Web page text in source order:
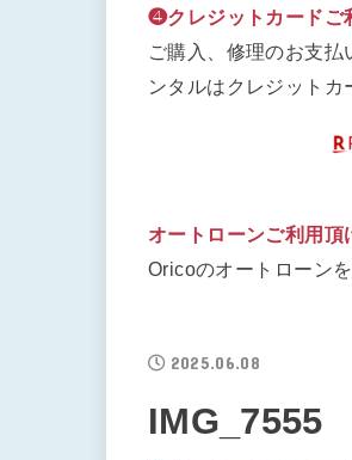
❹クレジットカードご
ご購入、修理のお支
ンタルはクレジット
オートローンご利用頂
Oricoのオートローン
2025.06.08
IMG_7555